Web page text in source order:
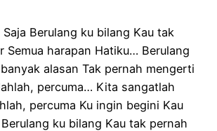
Saja Berulang ku bilang Kau tak
Semua harapan Hatiku… Berulang
alasan Tak pernah mengerti
percuma… Kita sangatlah
percuma Ku ingin begini Kau
ku bilang Kau tak pernah